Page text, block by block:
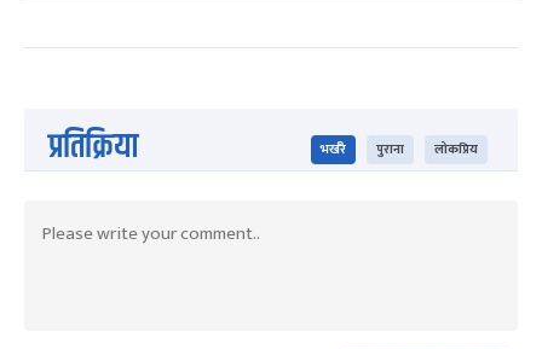
प्रतिक्रिया भर्खरै पुराना लोकप्रिय